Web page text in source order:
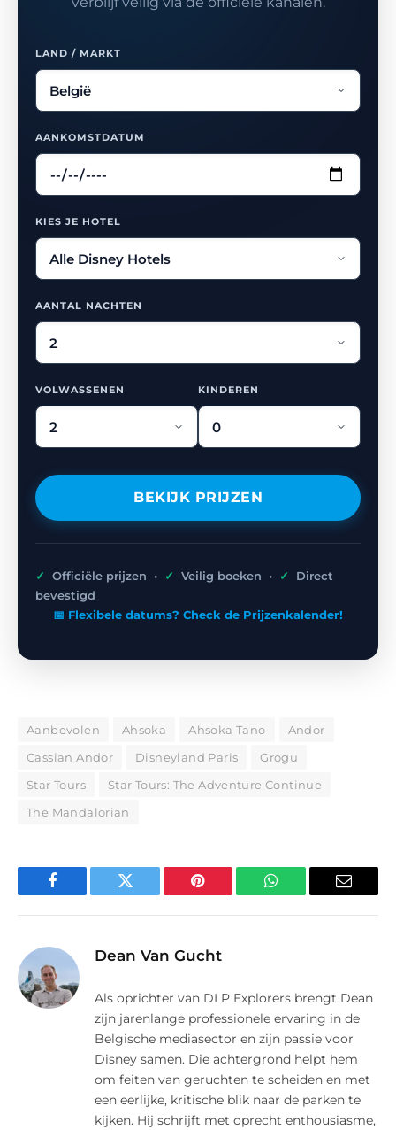
LAND / MARKT
AANKOMSTDATUM
KIES JE HOTEL
AANTAL NACHTEN
VOLWASSENEN KINDEREN
BEKIJK PRIJZEN
✓ Officiële prijzen • ✓ Veilig boeken • ✓
Direct
bevestigd
📅 Flexibele datums? Check de Prijzenkalender!
Aanbevolen Ahsoka Ahsoka Tano
Andor
Cassian Andor
Disneyland Paris
Grogu
Star Tours
Star Tours: The Adventure Continue
The Mandalorian
Facebook Twitter Pinterest WhatsApp E-
Dean Van Gucht
Als oprichter van DLP Explorers brengt Dean
zijn jarenlange professionele ervaring in de
Belgische mediasector en zijn passie voor
Disney samen. Die achtergrond helpt hem
om feiten van geruchten te scheiden en met
een eerlijke, kritische blik naar de parken te
kijken. Hij schrijft met oprecht enthousiasme,